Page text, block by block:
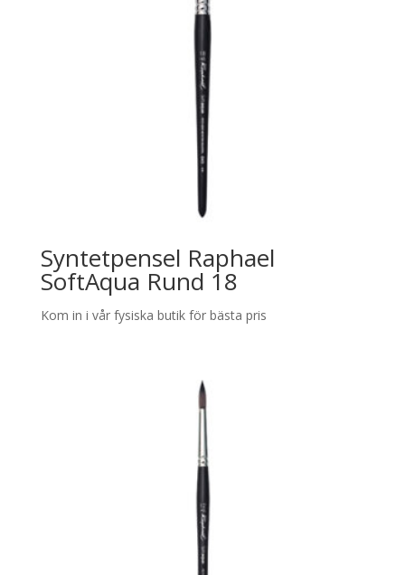
Syntetpensel Raphael
SoftAqua Rund 18
Kom in i vår fysiska butik för bästa pris